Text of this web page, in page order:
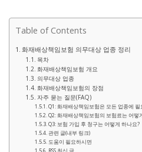
Table of Contents
화재배상책임보험 의무대상 업종 정리
목차
화재배상책임보험 개요
의무대상 업종
화재배상책임보험의 장점
자주 묻는 질문(FAQ)
Q1: 화재배상책임보험은 모든 업종에 필
Q2: 화재배상책임보험의 보험료는 어떻
Q3: 보험 가입 후 청구는 어떻게 하나요?
관련 글(내부 링크)
도움이 필요하시면
RSS 최신 글